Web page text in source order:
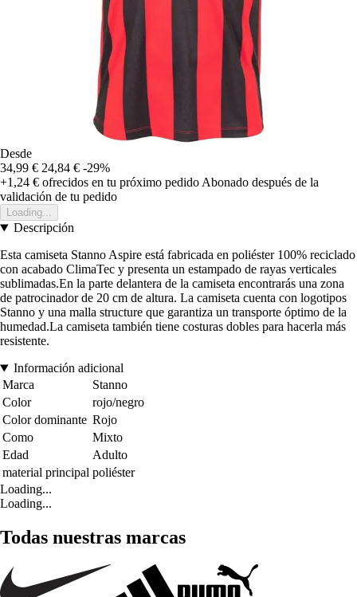
Desde
34,99 € 24,84 € -29%
+1,24 € ofrecidos en tu próximo pedido Abonado después de la
validación de tu pedido
Loading...
Descripción
Esta camiseta Stanno Aspire está fabricada en poliéster 100% reciclado
con acabado ClimaTec y presenta un estampado de rayas verticales
sublimadas.En la parte delantera de la camiseta encontrarás una zona
de patrocinador de 20 cm de altura. La camiseta cuenta con logotipos
Stanno y una malla structure que garantiza un transporte óptimo de la
humedad.La camiseta también tiene costuras dobles para hacerla más
resistente.
Información adicional
Marca
Stanno
Color
rojo/negro
Color dominante Rojo
Como
Mixto
Edad
Adulto
material principal poliéster
Loading...
Loading...
Todas nuestras marcas